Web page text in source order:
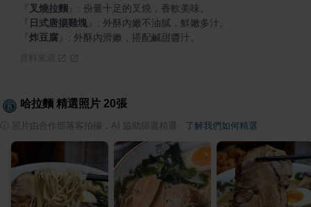
叉燒拉麵
日式唐揚雞塊
炸豆腐 : 外酥內滑嫩，搭配鹹甜醬汁。
哈拉麵 精選照片 20張
照片由合作部落客拍攝，AI 協助篩選精選 了解我們如何精選